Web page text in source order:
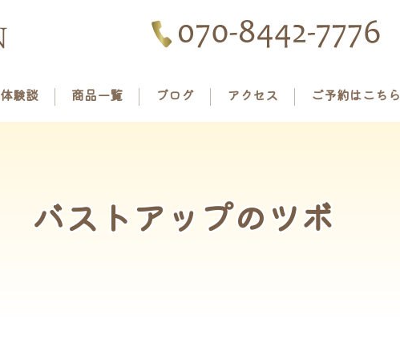
体験談 商品一覧 ブログ アクセス ご予約はこちら
バストアップのツボ